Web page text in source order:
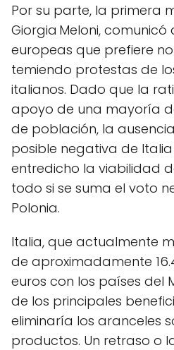
Por su parte, la primera
Giorgia Meloni, comunicó
europeas que prefiere
temiendo protestas de
italianos. Dado que la
apoyo de una mayoría
de población, la
posible negativa de
entredicho la viabilidad
todo si se suma el voto
Polonia.
Italia, que actualmente
de aproximadamente
euros con los países del
de los principales
eliminaría los aranceles
productos. Un retraso o